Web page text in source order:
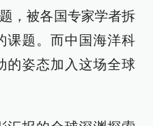
，被各国专家学者拆
课题。而中国海洋科
的姿态加入这场全球